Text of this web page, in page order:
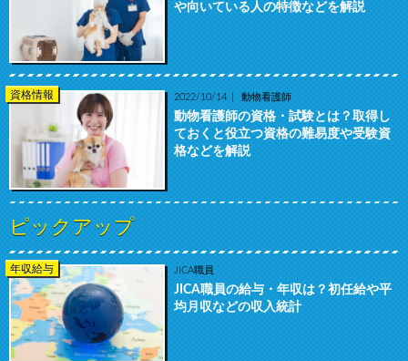
や向いている人の特徴などを解説
資格情報 2022/10/14 動物看護師
動物看護師の資格・試験とは？取得し
ておくと役立つ資格の難易度や受験資
格などを解説
ピックアップ
年収給与 JICA職員
JICA職員の給与・年収は？初任給や平
均月収などの収入統計